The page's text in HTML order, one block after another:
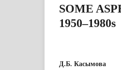
SOME
1950–1980s
Д.Б. Касымова